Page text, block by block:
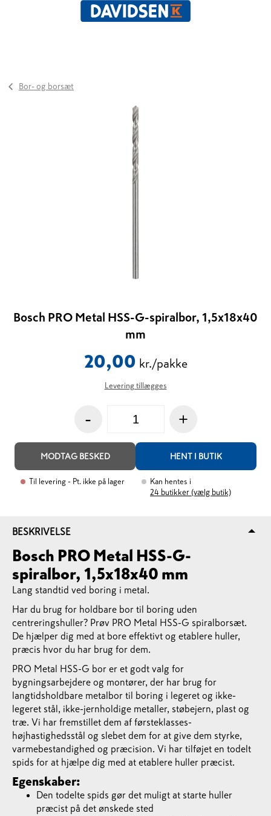
Bor- og borsæt
Bosch PRO Metal HSS-G-spiralbor, 1,5x18x40
mm
20,00 kr./pakke
Levering tillægges
- +
MODTAG BESKED HENT I BUTIK
Til levering - Pt. ikke på lager
Kan hentes i
24 butikker (vælg butik)
BESKRIVELSE
Bosch PRO Metal HSS-G-
spiralbor, 1,5x18x40 mm
Lang standtid ved boring i metal.
Har du brug for holdbare bor til boring uden
centreringshuller? Prøv PRO Metal HSS-G spiralborsæt.
De hjælper dig med at bore effektivt og etablere huller,
præcis hvor du har brug for dem.
PRO Metal HSS-G bor er et godt valg for
bygningsarbejdere og montører, der har brug for
langtidsholdbare metalbor til boring i legeret og ikke-
legeret stål, ikke-jernholdige metaller, støbejern, plast og
træ. Vi har fremstillet dem af førsteklasses-
højhastighedsstål og slebet dem for at give dem styrke,
varmebestandighed og præcision. Vi har tilføjet en todelt
spids for at hjælpe dig med at etablere huller præcist.
Egenskaber:
Den todelte spids gør det muligt at starte huller
præcist på det ønskede sted